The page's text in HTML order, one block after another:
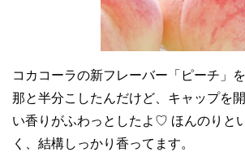
コカコーラの新フレーバー「ピーチ」
那と半分こしたんだけど、キャップを
い香りがふわっとしたよ♡ ほんのりと
く、結構しっかり香ってます。